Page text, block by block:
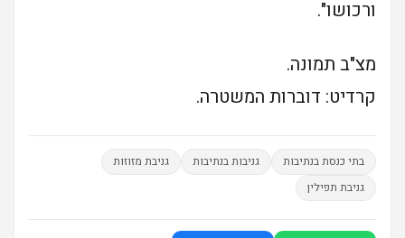
ורכושו".
מצ"ב תמונה.
קרדיט: דוברות המשטרה.
בתי כנסת בנתיבות גניבות בנתיבות
גניבת מזוזות
גניבת תפילין